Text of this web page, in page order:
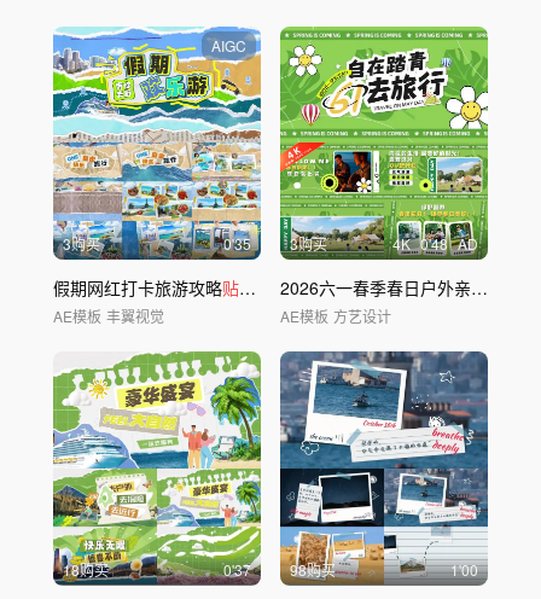
AIGC
3购买 0'35
假期网红打卡旅游攻略贴纸
AE模板 丰翼视觉
3购买 4K 0'48 AD
2026六一春季春日户外亲子活动
AE模板 方艺设计
18购买 0'37 98购买 1'00